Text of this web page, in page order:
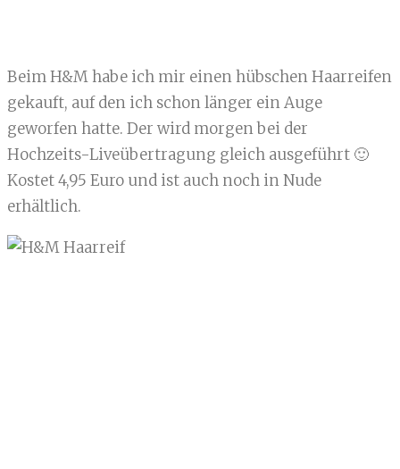
Beim H&M habe ich mir einen hübschen Haarreifen
gekauft, auf den ich schon länger ein Auge
geworfen hatte. Der wird morgen bei der
Hochzeits-Liveübertragung gleich ausgeführt 🙂
Kostet 4,95 Euro und ist auch noch in Nude
erhältlich.